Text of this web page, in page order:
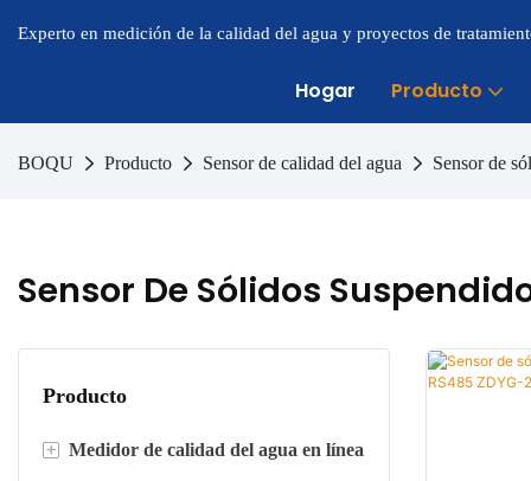
Experto en medición de la calidad del agua y proyectos de
Hogar Producto
BOQU Producto Sensor de calidad del agua Sensor de
Sensor De Sólidos
Producto
+ Medidor de calidad del agua en línea